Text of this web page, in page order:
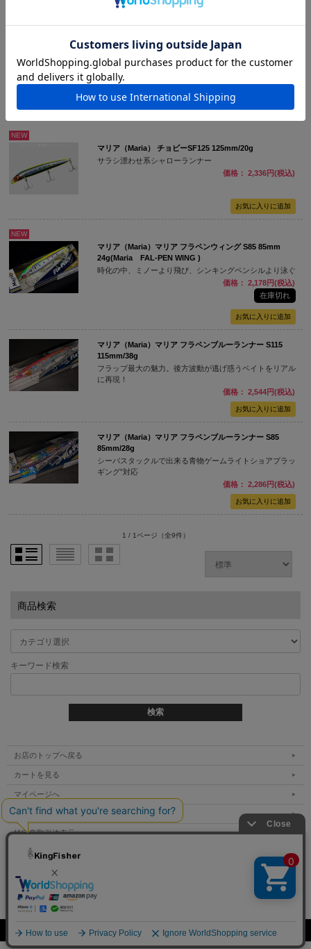
マリア（Maria） デュプレックス80S 80mm/31g
青物対応！ぶっ飛び！ヘビーシンキングミノー
NEW
マリア（Maria） チョビーSF125 125mm/20g
サラシ漂わせ系シャローランナー
価格： 2,336円(税込)
NEW
マリア（Maria）マリア フラペンウィング S85 85mm
24g(Maria FAL-PEN WING )
時化の中、ミノーより飛び、シンキングペンシルより泳ぐ
価格： 2,178円(税込)
在庫切れ
マリア（Maria）マリア フラペンブルーランナー S115
115mm/38g
フラップ最大の魅力。後方波動が逃げ惑うベイトをリアル
に再現！
価格： 2,544円(税込)
マリア（Maria）マリア フラペンブルーランナー S85
85mm/28g
シーバスタックルで出来る青物ゲームライトショアプラッ
ギング”対応
価格： 2,286円(税込)
1 / 1ページ （全9件）
商品検索
キーワード検索
お店のトップへ戻る
カートを見る
マイページへ
ご利用案内
特定商取引法表示
個人情報の取扱い
サイトマップ
お問い合わせ
Copyright (C) All Rights Reserved.